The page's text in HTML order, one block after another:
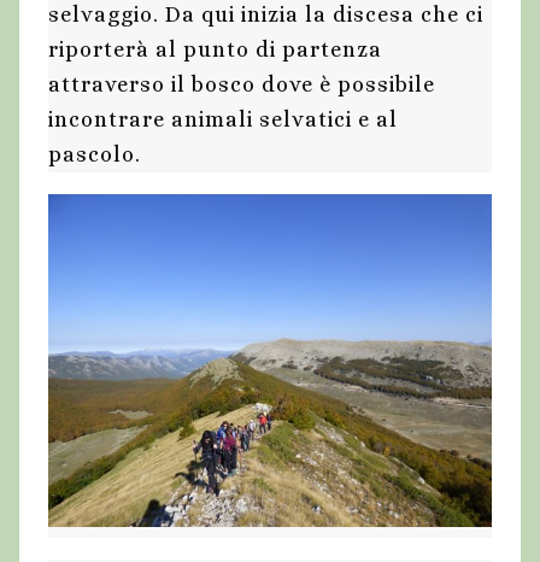
selvaggio. Da qui inizia la discesa che ci
riporterà al punto di partenza
attraverso il bosco dove è possibile
incontrare animali selvatici e al
pascolo.